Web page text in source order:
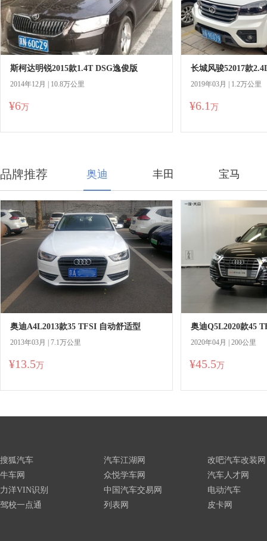
斯柯达明锐2015款1.4T DSG逸俊版
2014年12月 | 10.8万公里
¥6万
2019年03月 | 1.2万公里
¥6.1 万
品牌推荐 奥迪 丰田 宝马
奥迪A4L2013款35 TFSI 自动舒适型
2013年03月 | 7.1万公里
¥13.5万
奥迪Q5L2020款45
2020年04月 | 200公里
¥45.5万
搜狐汽车
牛车网
力洋VIN识别
驾校一点通
汽车江湖网
众悦学车网
中国汽车交易网
列表网
改吧汽车改装网
汽车人才网
电动汽车
皮卡网